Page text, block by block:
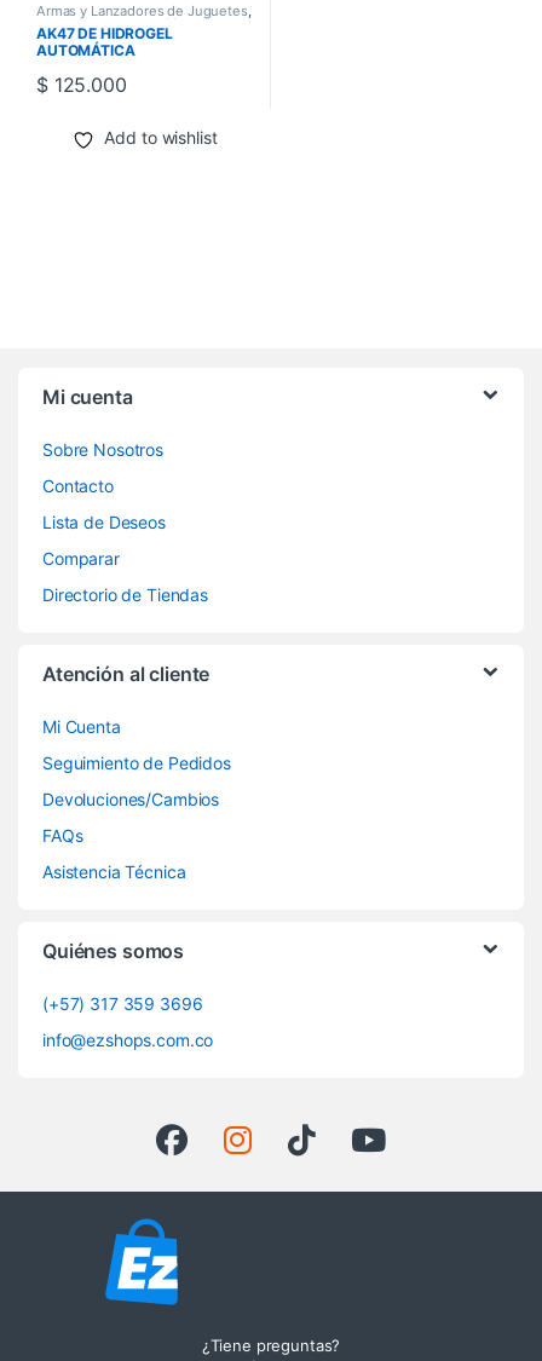
Armas y Lanzadores de Juguetes,
Juegos y Juguetes Pistolas y
Escopetas
AK47 DE HIDROGEL
AUTOMÁTICA
$125.000
Add to wishlist
Mi cuenta
Sobre Nosotros
Contacto
Lista de Deseos
Comparar
Directorio de Tiendas
Atención al cliente
Mi Cuenta
Seguimiento de Pedidos
Devoluciones/Cambios
FAQs
Asistencia Técnica
Quiénes somos
(+57) 317 359 3696
info@ezshops.com.co
¿Tiene preguntas?